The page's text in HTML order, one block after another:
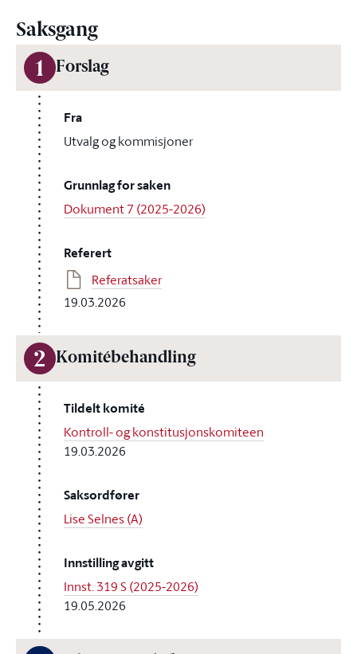
Saksgang
1 Forslag
Fra
Utvalg og kommisjoner
Grunnlag for saken
Dokument 7 (2025-2026)
Referert
Referatsaker
19.03.2026
2 Komitébehandling
Tildelt komité
Kontroll- og konstitusjonskomiteen
19.03.2026
Saksordfører
Lise Selnes (A)
Innstilling avgitt
Innst. 319 S (2025-2026)
19.05.2026